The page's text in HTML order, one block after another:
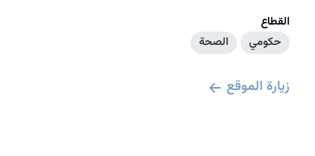
القطاع
حكومي
الصحة
زيارة الموقع